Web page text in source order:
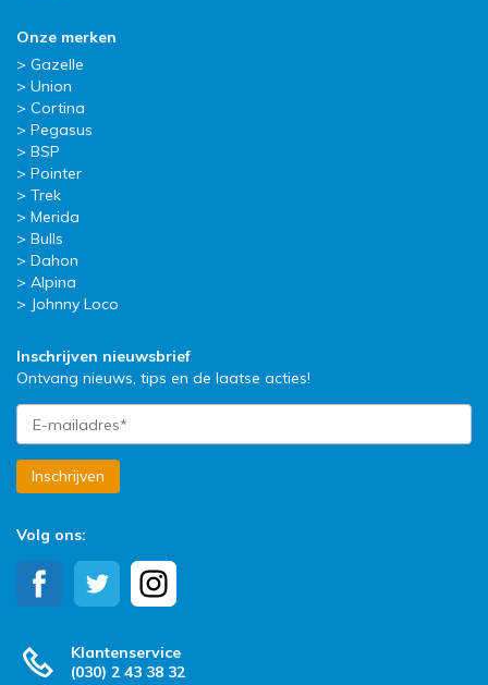
Onze merken
Gazelle
Union
Cortina
Pegasus
BSP
Pointer
Trek
Merida
Bulls
Dahon
Alpina
Johnny Loco
Inschrijven nieuwsbrief
Ontvang nieuws, tips en de laatse acties!
Inschrijven
Volg ons:
Klantenservice
(030) 2 43 38 32